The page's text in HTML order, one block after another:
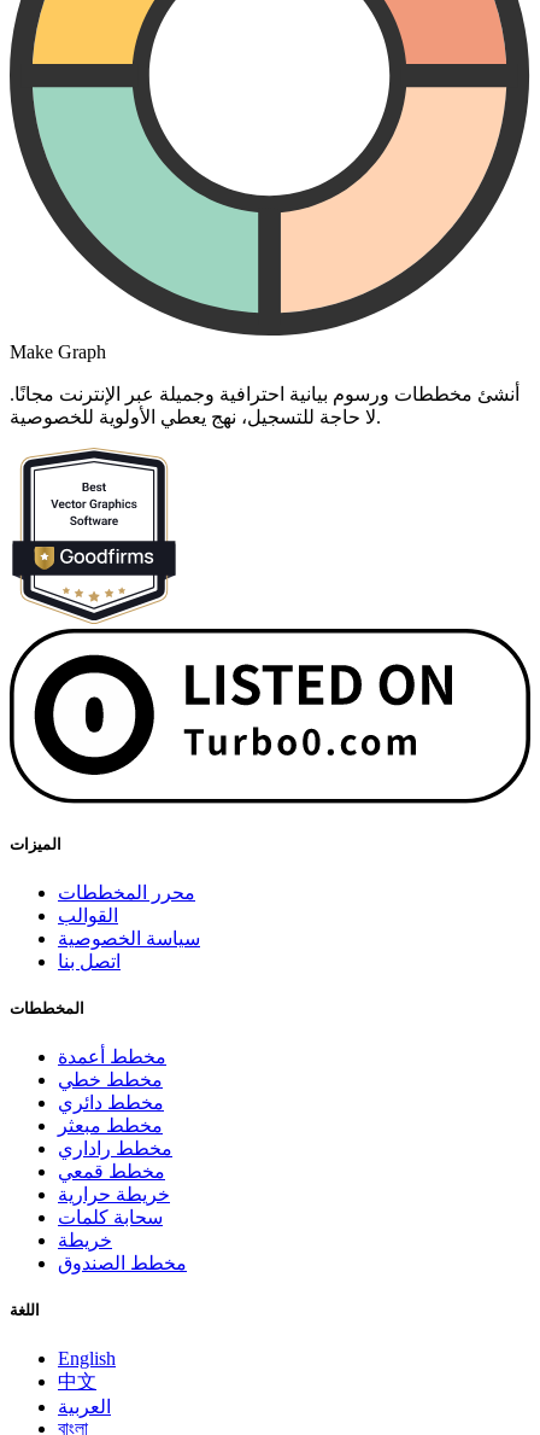
Make Graph
أنشئ مخططات ورسوم بيانية احترافية وجميلة عبر الإنترنت مجانًا.
لا حاجة للتسجيل، نهج يعطي الأولوية للخصوصية.
الميزات
محرر المخططات
القوالب
سياسة الخصوصية
اتصل بنا
المخططات
مخطط أعمدة
مخطط خطي
مخطط دائري
مخطط مبعثر
مخطط راداري
مخطط قمعي
خريطة حرارية
سحابة كلمات
خريطة
مخطط الصندوق
اللغة
English
中文
العربية
বাংলা